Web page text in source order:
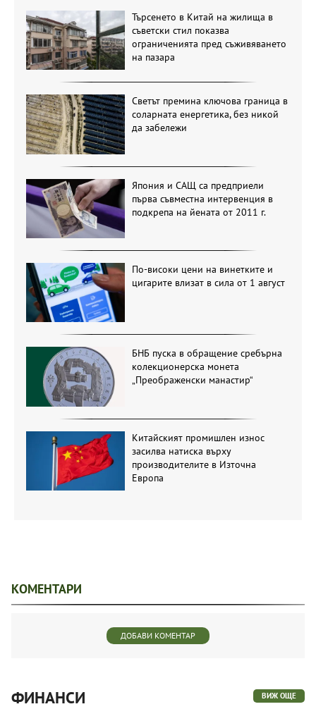
Търсенето в Китай на жилища в
съветски стил показва
ограниченията пред съживяването
на пазара
Светът премина ключова граница в
соларната енергетика, без никой
да забележи
Япония и САЩ са предприели
първа съвместна интервенция в
подкрепа на йената от 2011 г.
По-високи цени на винетките и
цигарите влизат в сила от 1 август
БНБ пуска в обращение сребърна
колекционерска монета
„Преображенски манастир“
Китайският промишлен износ
засилва натиска върху
производителите в Източна
Европа
КОМЕНТАРИ
ДОБАВИ КОМЕНТАР
ФИНАНСИ ВИЖ ОЩЕ